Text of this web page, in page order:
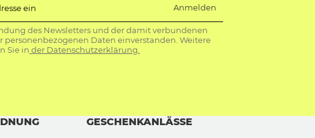
ein Anmelden
des Newsletters und der damit verbundenen
personenbezogenen Daten einverstanden. Weitere
Sie in der Datenschutzerklärung.
GESCHENKANLÄSSE